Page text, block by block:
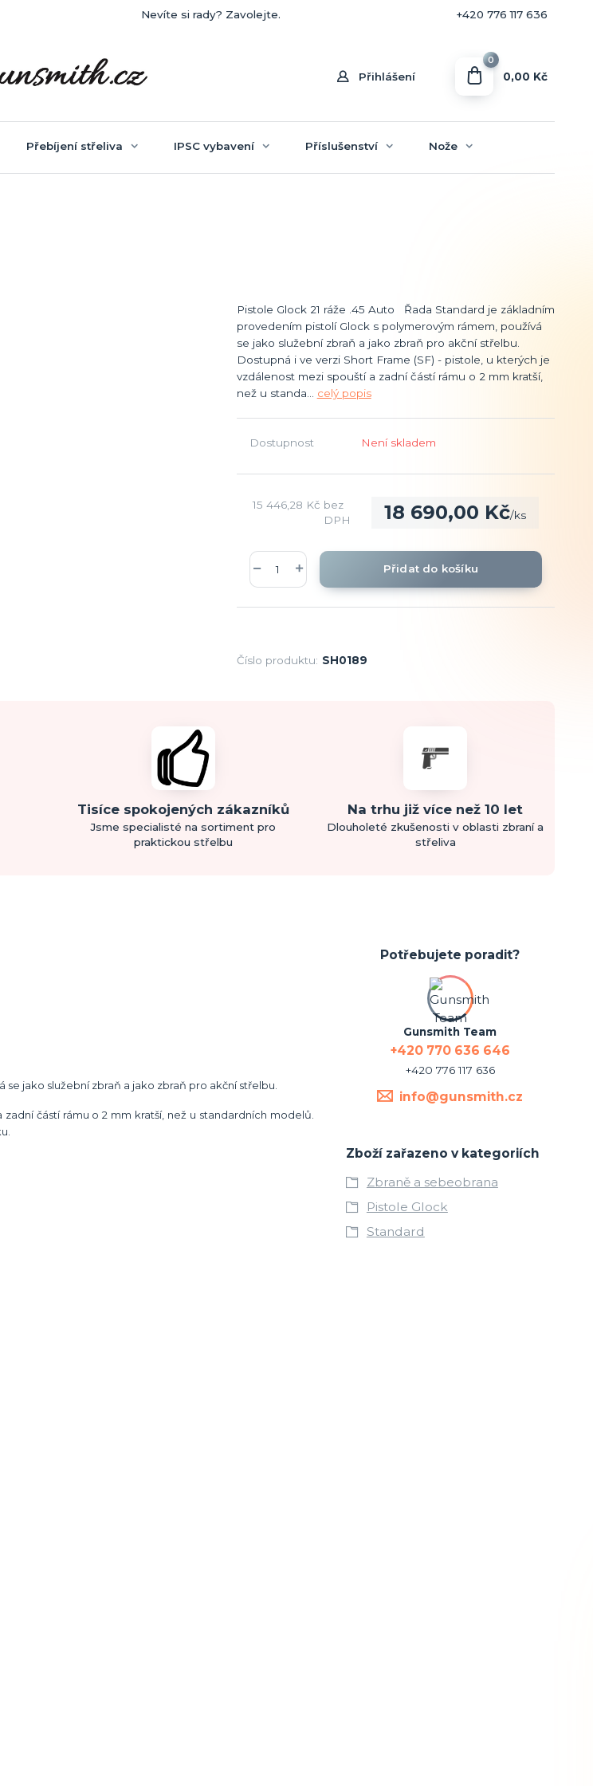
Přihlášení
Nevíte si rady? Zavolejte. +420 776 117 636
0
0,00 Kč
Přebíjení střeliva IPSC vybavení Příslušenství Nože
Pistole Glock 21 ráže .45 Auto Řada Standard je základním
provedením pistolí Glock s polymerovým rámem, používá
se jako služební zbraň a jako zbraň pro akční střelbu.
Dostupná i ve verzi Short Frame (SF) - pistole, u kterých je
vzdálenost mezi spouští a zadní částí rámu o 2 mm kratší,
než u standa... celý popis
Dostupnost Není skladem
18 690,00 Kč/ks
15 446,28 Kč bez
DPH
Přidat do košíku
Číslo produktu: SH0189
Tisíce spokojených zákazníků
Jsme specialisté na sortiment pro
praktickou střelbu
Na trhu již více než 10 let
Dlouholeté zkušenosti v oblasti zbraní a
střeliva
jako služební zbraň a jako zbraň pro akční střelbu.
částí rámu o 2 mm kratší, než u standardních modelů.
Potřebujete poradit?
Gunsmith Team
+420 770 636 646
+420 776 117 636
info@gunsmith.cz
Zboží zařazeno v kategoriích
Zbraně a sebeobrana
Pistole Glock
Standard